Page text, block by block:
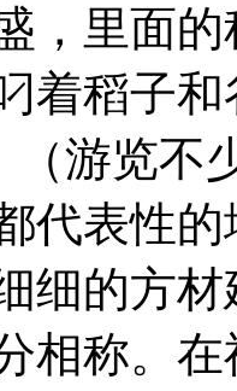
，里面
着稻子
（游览不
代表性
细的方
相称。